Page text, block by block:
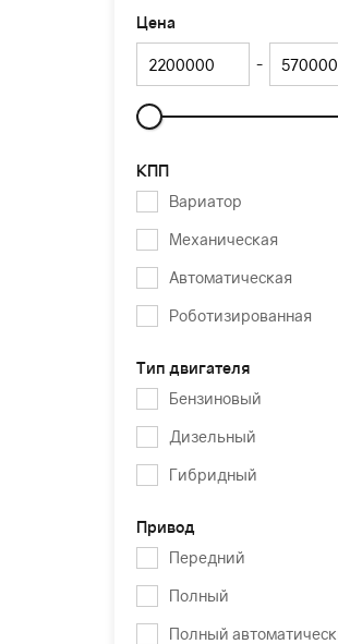
Цена
-
КПП
Вариатор
Механическая
Автоматическая
Роботизированная
Тип двигателя
Бензиновый
Дизельный
Гибридный
Привод
Передний
Полный
Полный